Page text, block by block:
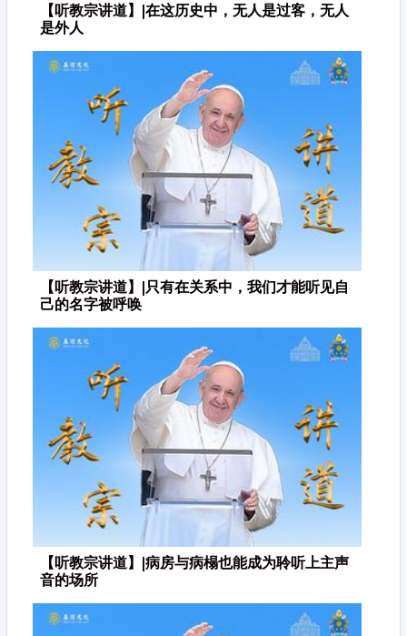
【听教宗讲道】|在这历史中，无人是过客，无人
是外人
【听教宗讲道】|只有在关系中，我们才能听见自
己的名字被呼唤
【听教宗讲道】|病房与病榻也能成为聆听上主声
音的场所